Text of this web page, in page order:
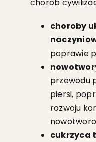
choroby
poprawie
przewodu
piersi,
rozwoju
cukrzyca